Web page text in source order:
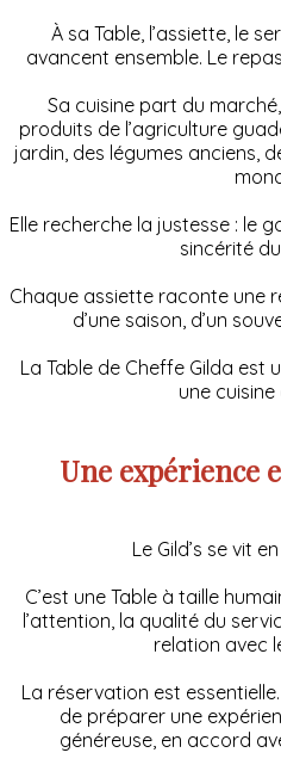
À sa Table, l’assiette, le
avancent ensemble. Le
Sa cuisine part du
produits de l’agriculture
jardin, des légumes anciens,
Elle recherche la justesse : le
sincérité
Chaque assiette raconte une
d’une saison, d’un
La Table de Cheffe Gilda est
une
Une expérience
Le Gild’s se vit
C’est une Table à taille
l’attention, la qualité du
relation avec
La réservation est
de préparer une
généreuse, en accord